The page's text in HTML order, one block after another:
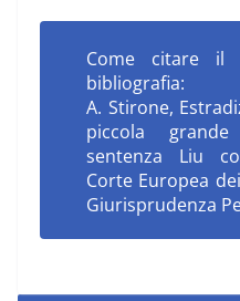
Come citare il
bibliografia:
A. Stirone,
piccola
sentenza Liu
Corte Europea
Giurisprudenza